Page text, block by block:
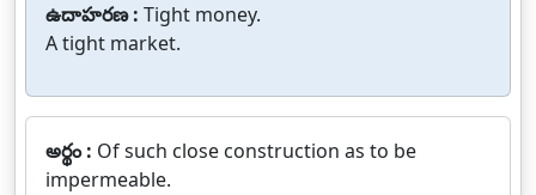
ఉదాహరణ : Tight money.
A tight market.
అర్థం : Of such close construction as to be
impermeable.